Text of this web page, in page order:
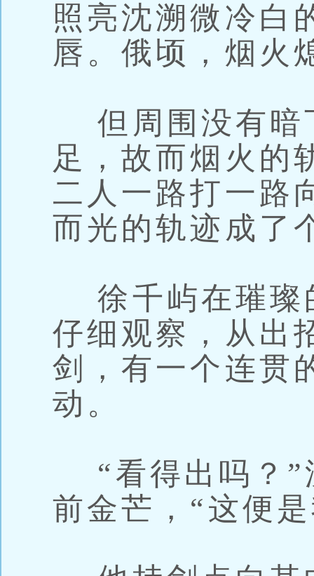
照亮沈溯微冷白
唇。俄顷，烟火
但周围没有暗
足，故而烟火的
二人一路打一路
而光的轨迹成了
徐千屿在璀璨
仔细观察，从出
剑，有一个连贯
动。
“看得出吗？”
前金芒，“这便